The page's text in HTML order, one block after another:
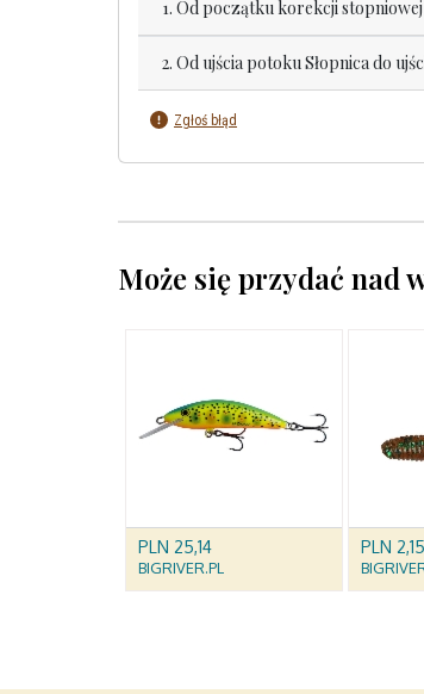
1. Od początku korekcji
2. Od ujścia potoku Słopnica do
Zgłoś błąd
Może się przydać nad